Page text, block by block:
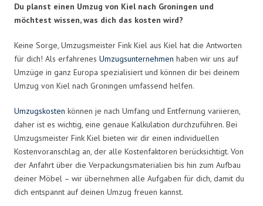
Du planst einen Umzug von Kiel nach Groningen und
möchtest wissen, was dich das kosten wird?
Keine Sorge, Umzugsmeister Fink Kiel aus Kiel hat die Antworten
für dich! Als erfahrenes Umzugsunternehmen haben wir uns auf
Umzüge in ganz Europa spezialisiert und können dir bei deinem
Umzug von Kiel nach Groningen umfassend helfen.
Umzugskosten können je nach Umfang und Entfernung variieren,
daher ist es wichtig, eine genaue Kalkulation durchzuführen. Bei
Umzugsmeister Fink Kiel bieten wir dir einen individuellen
Kostenvoranschlag an, der alle Kostenfaktoren berücksichtigt. Von
der Anfahrt über die Verpackungsmaterialien bis hin zum Aufbau
deiner Möbel – wir übernehmen alle Aufgaben für dich, damit du
dich entspannt auf deinen Umzug freuen kannst.